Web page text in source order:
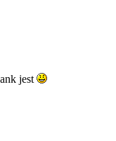
jest